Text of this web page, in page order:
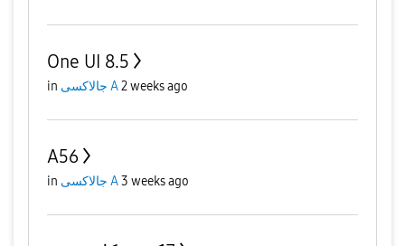
One UI 8.5
in جالاكسى A2 weeks ago
A56
in جالاكسى A3 weeks ago